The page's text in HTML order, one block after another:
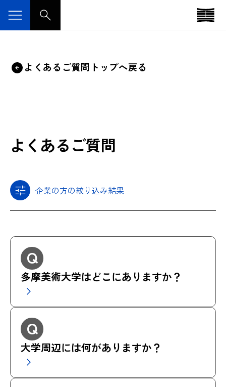
よくあるご質問トップへ戻る
よくあるご質問
企業の方の絞り込み結果
Q
多摩美術大学はどこにありますか？
Q
大学周辺には何がありますか？